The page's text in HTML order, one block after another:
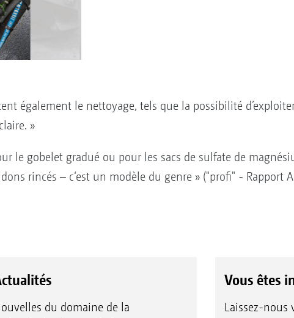
également le nettoyage, tels que la possibilité
»
le gobelet gradué ou pour les sacs de sulfate de
rincés – c‘est un modèle du genre » ("profi" - Rapport
du domaine de la
Vous êtes
Laissez-nous